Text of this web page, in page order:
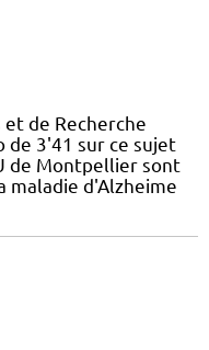
de Recherche
de 3'41 sur ce sujet
de Montpellier sont
maladie d'Alzheime